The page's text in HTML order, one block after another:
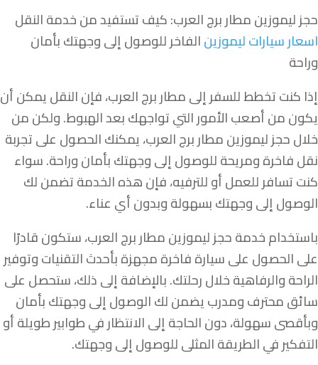
حجز ليموزين مطار برج العرب: كيف تستفيد من خدمة النقل
اسعار سيارات ليموزينالفاخر للوصول إلى وجهتك بأمان
وراحة
إذا كنت تخطط للسفر إلى مطار برج العرب، فإن النقل يمكن أن
يكون من أصعب الأمور التي تواجهك بعد الهبوط. ولكن من
خلال حجز ليموزين مطار برج العرب، يمكنك الحصول على تجربة
نقل فاخرة ومريحة للوصول إلى وجهتك بأمان وراحة. سواء
كنت تسافر للعمل أو للترفيه، فإن هذه الخدمة تضمن لك
الوصول إلى وجهتك بسهولة وبدون أي عناء.
باستخدام خدمة حجز ليموزين مطار برج العرب، ستكون قادرًا
على الحصول على سيارة فاخرة مجهزة بأحدث التقنيات وتوفير
الراحة والرفاهية خلال رحلتك. بالإضافة إلى ذلك، ستحصل على
سائق محترف ومدرب يضمن لك الوصول إلى وجهتك بأمان
وبأقصى سهولة، دون الحاجة إلى الانتظار في طوابير طويلة أو
التفكير في الطريقة المثلى للوصول إلى وجهتك.